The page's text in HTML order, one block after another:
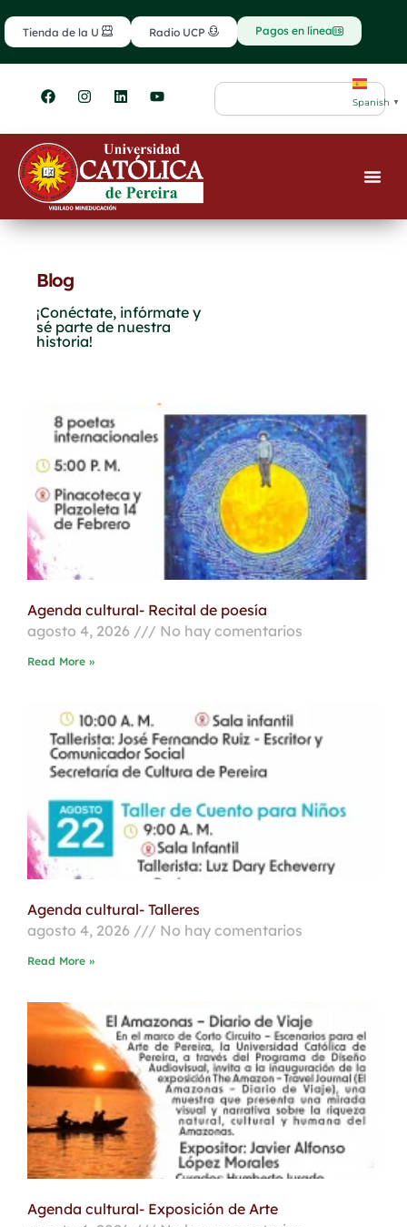
al
contenido
Tienda de la U Radio UCP Pagos en línea
F
a
e
b
o
o
k
I
n
t
g
r
m
L
i
k
e
d
i
n
Y
o
t
u
b
e
Search
Spanish ▼
Blog
¡Conéctate, infórmate y
sé parte de nuestra
historia!
Agenda cultural- Recital de poesía
agosto 4, 2026
No hay comentarios
Read More »
Agenda cultural- Talleres
agosto 4, 2026
No hay comentarios
Read More »
Agenda cultural- Exposición de Arte